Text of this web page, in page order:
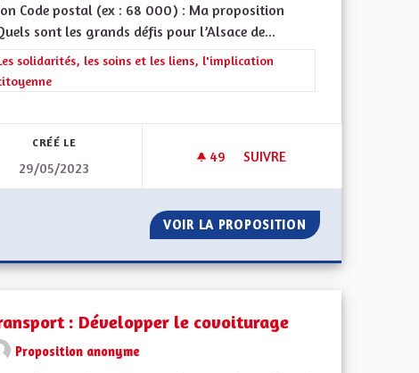
environnementales et climatiques
ET ÉCOLOGIE
LOURDS SÉCURITÉ ET ÉCOLOGIE
Code postal (ex : 68 000) : Ma proposition
sont les grands défis pour l’Alsace de...
les résultats de la catégorie : Les solidarités, les soins et les liens,
solidarités, les soins et les liens, l'implication
CRÉÉ LE
29/05/2023
49 49 ABONNÉS
SUIVRE
VOIR LA PROPOSITION L'ALSACE TERRE
: Développer le covoiturage
Proposition anonyme